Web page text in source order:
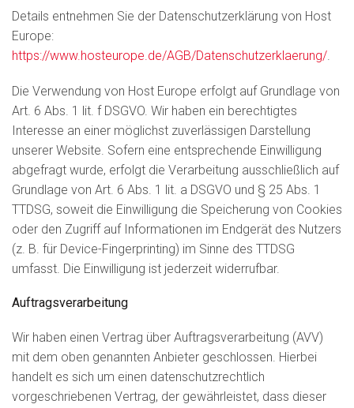
Details entnehmen Sie der Datenschutzerklärung von Host
Europe:
https://www.hosteurope.de/AGB/Datenschutzerklaerung/.
Die Verwendung von Host Europe erfolgt auf Grundlage von
Art. 6 Abs. 1 lit. f DSGVO. Wir haben ein berechtigtes
Interesse an einer möglichst zuverlässigen Darstellung
unserer Website. Sofern eine entsprechende Einwilligung
abgefragt wurde, erfolgt die Verarbeitung ausschließlich auf
Grundlage von Art. 6 Abs. 1 lit. a DSGVO und § 25 Abs. 1
TTDSG, soweit die Einwilligung die Speicherung von Cookies
oder den Zugriff auf Informationen im Endgerät des Nutzers
(z. B. für Device-Fingerprinting) im Sinne des TTDSG
umfasst. Die Einwilligung ist jederzeit widerrufbar.
Auftragsverarbeitung
Wir haben einen Vertrag über Auftragsverarbeitung (AVV)
mit dem oben genannten Anbieter geschlossen. Hierbei
handelt es sich um einen datenschutzrechtlich
vorgeschriebenen Vertrag, der gewährleistet, dass dieser